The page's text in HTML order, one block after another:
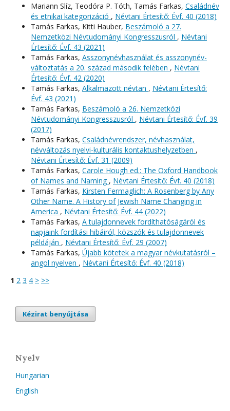
Mariann Slíz, Teodóra P. Tóth, Tamás Farkas, Családnév
és etnikai kategorizáció , Névtani Értesítő: Évf. 40 (2018)
Tamás Farkas, Kitti Hauber, Beszámoló a 27.
Nemzetközi Névtudományi Kongresszusról , Névtani
Értesítő: Évf. 43 (2021)
Tamás Farkas, Asszonynévhasználat és asszonynév-
változtatás a 20. század második felében , Névtani
Értesítő: Évf. 42 (2020)
Tamás Farkas, Alkalmazott névtan , Névtani Értesítő:
Évf. 43 (2021)
Tamás Farkas, Beszámoló a 26. Nemzetközi
Névtudományi Kongresszusról , Névtani Értesítő: Évf. 39
(2017)
Tamás Farkas, Családnévrendszer, névhasználat,
névváltozás nyelvi-kulturális kontaktushelyzetben ,
Névtani Értesítő: Évf. 31 (2009)
Tamás Farkas, Carole Hough ed.: The Oxford Handbook
of Names and Naming , Névtani Értesítő: Évf. 40 (2018)
Tamás Farkas, Kirsten Fermaglich: A Rosenberg by Any
Other Name. A History of Jewish Name Changing in
America , Névtani Értesítő: Évf. 44 (2022)
Tamás Farkas, A tulajdonnevek fordíthatóságáról és
napjaink fordítási hibáiról, közszók és tulajdonnevek
példáján , Névtani Értesítő: Évf. 29 (2007)
Tamás Farkas, Újabb kötetek a magyar névkutatásról –
angol nyelven , Névtani Értesítő: Évf. 40 (2018)
1 2 3 4 > >>
Kézirat benyújtása
Nyelv
Hungarian
English